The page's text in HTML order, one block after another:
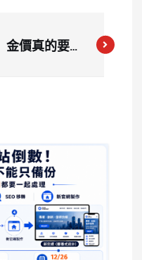
金價真的要崩
檔幅度恐達6
成